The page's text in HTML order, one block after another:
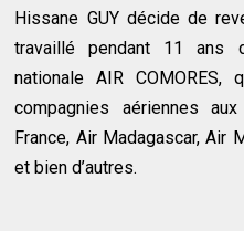
Hissane GUY décide de
travaillé pendant 11 ans
nationale AIR
compagnies aériennes
France, Air Madagascar, Air
et bien d’autres.